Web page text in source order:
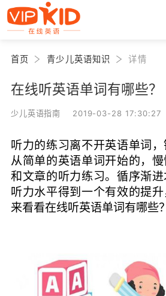
首页 青少儿英语知识 详情
在线听英语单词有哪些？
少儿英语指南 2019-03-28 17:30:27
听力的练习离不开英语单词
从简单的英语单词开始的，
和文章的听力练习。循序渐
听力水平得到一个有效的提
来看看在线听英语单词有哪些？